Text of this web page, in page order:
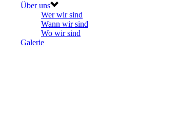
Über uns
Wer wir sind
Wann wir sind
Wo wir sind
Galerie